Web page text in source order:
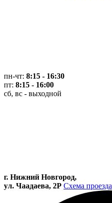
пн-чт: 8:15 - 16:30
пт: 8:15 - 16:00
сб, вс - выходной
г. Нижний Новгород,
ул. Чаадаева, 2Р Схема проезда